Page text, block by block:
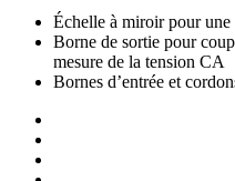
Échelle à miroir pour une
Borne de sortie pour
mesure de la tension CA
Bornes d’entrée et